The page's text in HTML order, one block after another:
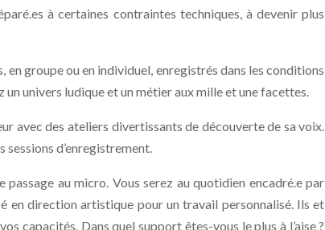
à certaines contraintes techniques, à devenir plus
groupe ou en individuel, enregistrés dans les conditions
univers ludique et un métier aux mille et une facettes.
avec des ateliers divertissants de découverte de sa voix.
sessions d’enregistrement.
au micro. Vous serez au quotidien encadré.e par
en direction artistique pour un travail personnalisé. Ils et
capacités. Dans quel support êtes-vous le plus à l’aise ?